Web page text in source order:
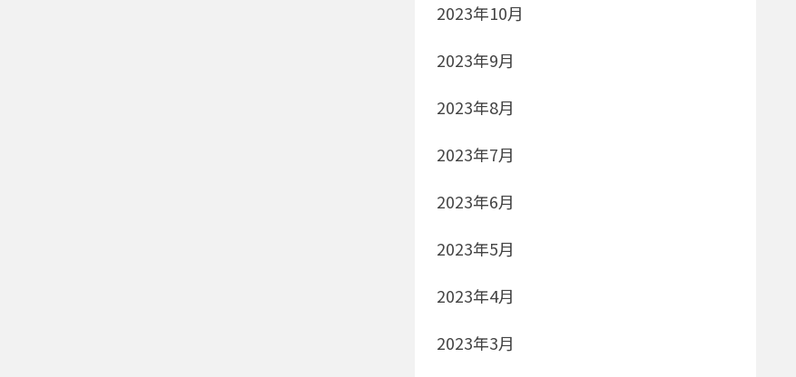
2023年10月
2023年9月
2023年8月
2023年7月
2023年6月
2023年5月
2023年4月
2023年3月